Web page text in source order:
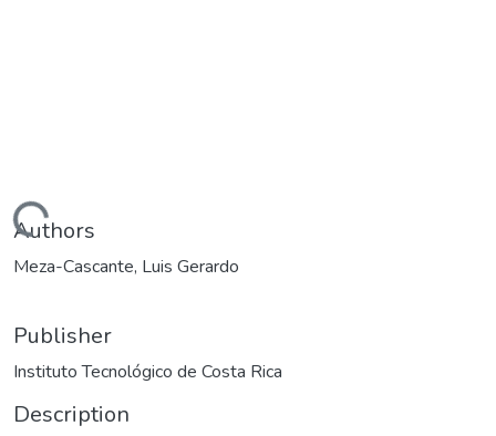
Loading...
Authors
Meza-Cascante, Luis Gerardo
Publisher
Instituto Tecnológico de Costa Rica
Description